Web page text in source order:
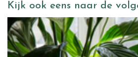
Kijk ook eens naar de